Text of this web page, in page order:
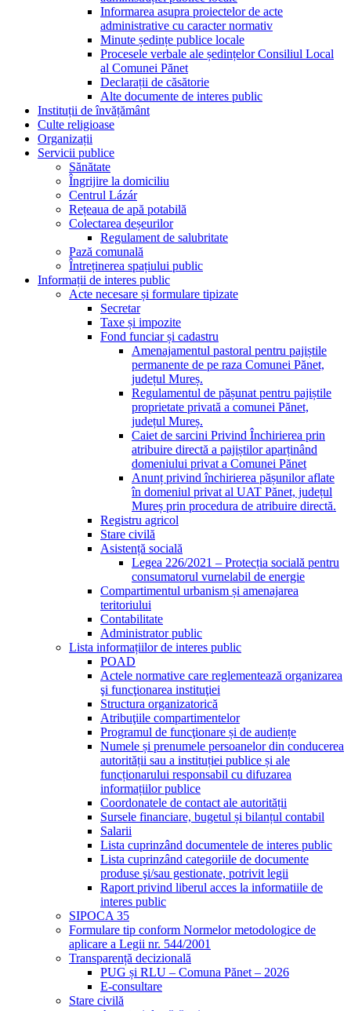
Informarea asupra proiectelor de acte
administrative cu caracter normativ
Minute ședințe publice locale
Procesele verbale ale ședințelor Consiliul Local
al Comunei Pănet
Declarații de căsătorie
Alte documente de interes public
Instituții de învățământ
Culte religioase
Organizații
Servicii publice
Sănătate
Îngrijire la domiciliu
Centrul Lázár
Rețeaua de apă potabilă
Colectarea deșeurilor
Regulament de salubritate
Pază comunală
Întreținerea spațiului public
Informații de interes public
Acte necesare și formulare tipizate
Secretar
Taxe și impozite
Fond funciar și cadastru
Amenajamentul pastoral pentru pajiștile
permanente de pe raza Comunei Pănet,
județul Mureș.
Regulamentul de pășunat pentru pajiștile
proprietate privată a comunei Pănet,
județul Mureș.
Caiet de sarcini Privind Închirierea prin
atribuire directă a pajiștilor aparținând
domeniului privat a Comunei Pănet
Anunț privind închirierea pășunilor aflate
în domeniul privat al UAT Pănet, județul
Mureș prin procedura de atribuire directă.
Registru agricol
Stare civilă
Asistență socială
Legea 226/2021 – Protecția socială pentru
consumatorul vurnelabil de energie
Compartimentul urbanism și amenajarea
teritoriului
Contabilitate
Administrator public
Lista informațiilor de interes public
POAD
Actele normative care reglementează organizarea
şi funcţionarea instituţiei
Structura organizatorică
Atribuţiile compartimentelor
Programul de funcţionare și de audiențe
Numele și prenumele persoanelor din conducerea
autorității sau a instituției publice și ale
funcționarului responsabil cu difuzarea
informațiilor publice
Coordonatele de contact ale autorității
Sursele financiare, bugetul și bilanțul contabil
Salarii
Lista cuprinzând documentele de interes public
Lista cuprinzând categoriile de documente
produse şi/sau gestionate, potrivit legii
Raport privind liberul acces la informatiile de
interes public
SIPOCA 35
Formulare tip conform Normelor metodologice de
aplicare a Legii nr. 544/2001
Transparență decizională
PUG și RLU – Comuna Pănet – 2026
E-consultare
Stare civilă